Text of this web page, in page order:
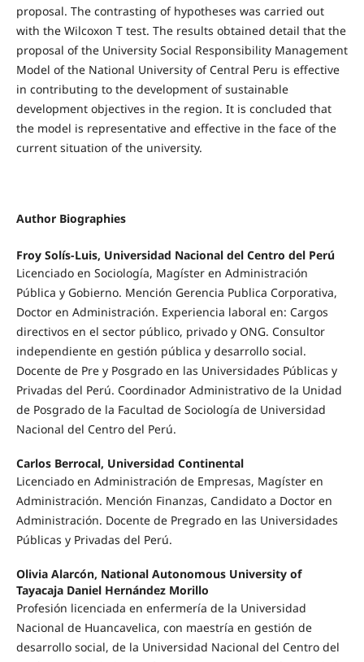
proposal. The contrasting of hypotheses was carried out
with the Wilcoxon T test. The results obtained detail that the
proposal of the University Social Responsibility Management
Model of the National University of Central Peru is effective
in contributing to the development of sustainable
development objectives in the region. It is concluded that
the model is representative and effective in the face of the
current situation of the university.
Author Biographies
Froy Solís-Luis, Universidad Nacional del Centro del Perú
Licenciado en Sociología, Magíster en Administración
Pública y Gobierno. Mención Gerencia Publica Corporativa,
Doctor en Administración. Experiencia laboral en: Cargos
directivos en el sector público, privado y ONG. Consultor
independiente en gestión pública y desarrollo social.
Docente de Pre y Posgrado en las Universidades Públicas y
Privadas del Perú. Coordinador Administrativo de la Unidad
de Posgrado de la Facultad de Sociología de Universidad
Nacional del Centro del Perú.
Carlos Berrocal, Universidad Continental
Licenciado en Administración de Empresas, Magíster en
Administración. Mención Finanzas, Candidato a Doctor en
Administración. Docente de Pregrado en las Universidades
Públicas y Privadas del Perú.
Olivia Alarcón, National Autonomous University of
Tayacaja Daniel Hernández Morillo
Profesión licenciada en enfermería de la Universidad
Nacional de Huancavelica, con maestría en gestión de
desarrollo social, de la Universidad Nacional del Centro del